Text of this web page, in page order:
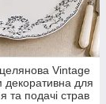
Vintage
декоративна для
та подачі страв